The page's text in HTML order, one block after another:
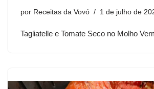
por Receitas da Vovó 1 de julho de
Tagliatelle e Tomate Seco no Molho